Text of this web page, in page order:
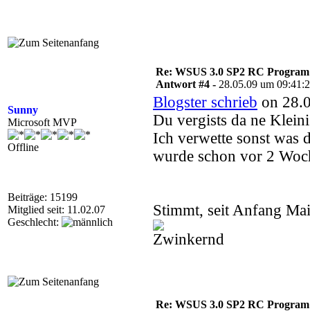
Sunny
Microsoft MVP
Offline
Beiträge: 15199
Mitglied seit: 11.02.07
Geschlecht:
Re: WSUS 3.0 SP2 RC
Antwort #4 - 28.05.09 um
Blogster schrieb on
Du vergists da ne
Ich verwette sonst was
wurde schon vor 2
Stimmt, seit Anfang
Re: WSUS 3.0 SP2 RC